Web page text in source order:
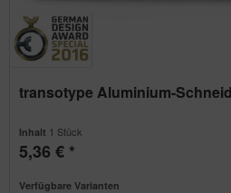
transotype Aluminium-
Inhalt 1 Stück
5,36 € *
Verfügbare Varianten